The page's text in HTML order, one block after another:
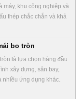
máy, khu công nghiệp và
thép chắc chắn và khả
bo tròn
là lựa chọn hàng đầu
xây dựng, sân bay,
ứng dụng khác.